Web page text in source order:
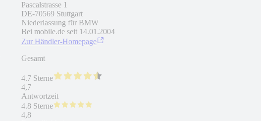
Pascalstrasse 1
DE-70569 Stuttgart
Niederlassung für BMW
Bei mobile.de seit 14.01.2004
Zur Händler-Homepage
Gesamt
4.7 Sterne
4,7
Antwortzeit
4.8 Sterne
4,8